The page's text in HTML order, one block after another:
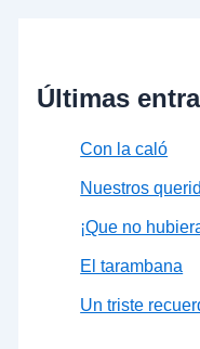
Últimas
Con la caló
Nuestros
¡Que no
El tarambana
Un triste